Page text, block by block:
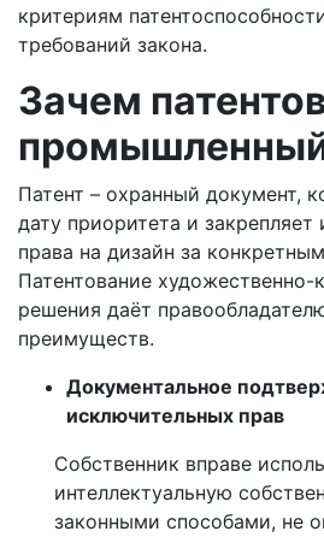
критериям
требований закона.
Зачем
Патент – охранный документ,
дату приоритета и
права на дизайн за
Патентование художественно-
решения даёт
преимуществ.
Документальное
исключительных прав
Собственник вправе
интеллектуальную
законными способами, не